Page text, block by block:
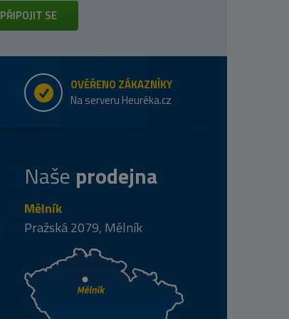
PŘIPOJIT SE
OVĚŘENO ZÁKAZNÍKY
Na serveru Heuréka.cz
Naše prodejna
Mělník
Pražská 2079, Mělník